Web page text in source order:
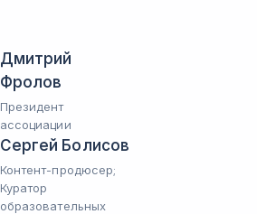
Дмитрий
Фролов
Президент
ассоциации
Сергей Болисов
Контент-продюсер;
Куратор
образовательных